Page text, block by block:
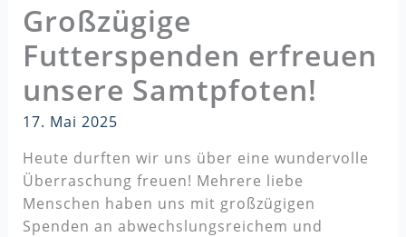
Großzügige
Futterspenden erfreuen
unsere Samtpfoten!
17. Mai 2025
Heute durften wir uns über eine wundervolle
Überraschung freuen! Mehrere liebe
Menschen haben uns mit großzügigen
Spenden an abwechslungsreichem und